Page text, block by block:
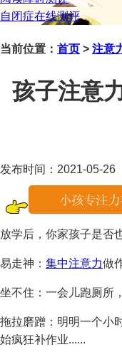
自闭症在线测评
当前位置： 首页 > 注意
孩子注意
发布时间：2021-05-26
放学后，你家孩子是否
易走神： 集中注意力做
坐不住：一会儿跑厕所
拖拉磨蹭：明明一个小
始疯狂补作业......